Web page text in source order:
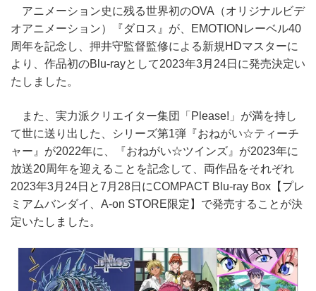
アニメーション史に残る世界初のOVA（オリジナルビデ
オアニメーション）『ダロス』が、EMOTIONレーベル40
周年を記念し、押井守監督監修による新規HDマスターに
より、作品初のBlu-rayとして2023年3月24日に発売決定い
たしました。
また、実力派クリエイター集団「Please!」が満を持し
て世に送り出した、シリーズ第1弾『おねがい☆ティーチ
ャー』が2022年に、『おねがい☆ツインズ』が2023年に
放送20周年を迎えることを記念して、両作品をそれぞれ
2023年3月24日と7月28日にCOMPACT Blu-ray Box【プレ
ミアムバンダイ、A-on STORE限定】で発売することが決
定いたしました。